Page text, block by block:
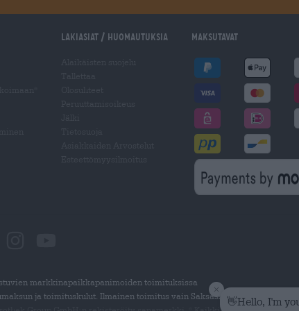
Lakiasiat / Huomautuksia Maksutavat
markkinapaikkapanimoiden toimituksissa
ja toimituskulut. Ilmainen toimitus vain Saksassa.